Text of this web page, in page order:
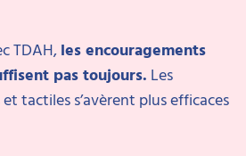
TDAH,les encouragements
pas toujours. Les
tactiles s’avèrent plus efficaces